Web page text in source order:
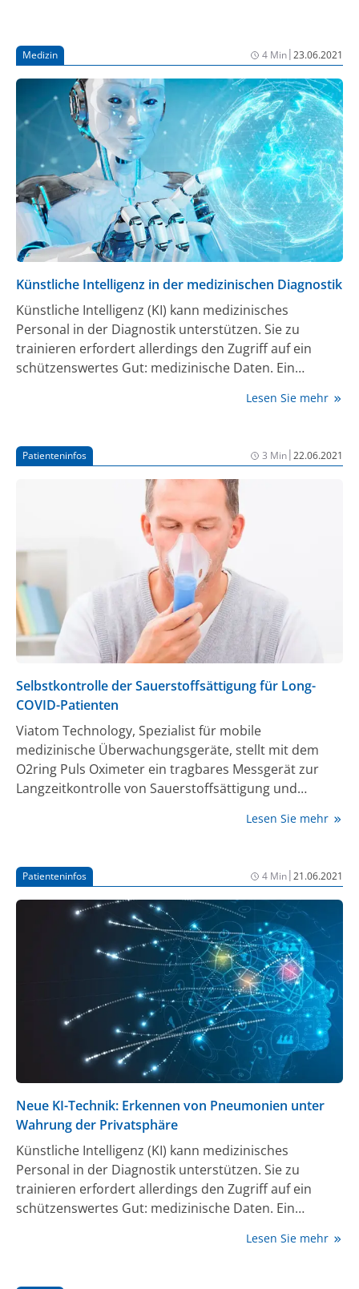
Medizin 4 Min|23.06.2021
Künstliche Intelligenz in der medizinischen Diagnostik
Künstliche Intelligenz (KI) kann medizinisches
Personal in der Diagnostik unterstützen. Sie zu
trainieren erfordert allerdings den Zugriff auf ein
schützenswertes Gut: medizinische Daten. Ein
München (TUM) hat eine Technik entwickelt, die die
Trainieren der Algorithmen schützt. Anwendung
findet die Technik nun erstmals in einem Algorithmus,
der in Röntgenbildern Pneumonien erkennt.
Lesen Sie mehr
Patienteninfos 3 Min|22.06.2021
Selbstkontrolle der Sauerstoffsättigung für Long-
COVID-Patienten
Viatom Technology, Spezialist für mobile
medizinische Überwachungsgeräte, stellt mit dem
O2ring Puls Oximeter ein tragbares Messgerät zur
Langzeitkontrolle von Sauerstoffsättigung und
angebundene VIHealth-App werden die
können so auch mit behandelnden Ärzten zur
Bestimmung notwendiger
Rehabilitationsmaßnahmen geteilt werden.
Lesen Sie mehr
Patienteninfos 4 Min|21.06.2021
Neue KI-Technik: Erkennen von Pneumonien unter
Wahrung der Privatsphäre
Künstliche Intelligenz (KI) kann medizinisches
Personal in der Diagnostik unterstützen. Sie zu
trainieren erfordert allerdings den Zugriff auf ein
schützenswertes Gut: medizinische Daten. Ein
München (TUM) hat eine Technik entwickelt, die die
Algorithmen schützt. Anwendung findet die Technik
Lesen Sie mehr